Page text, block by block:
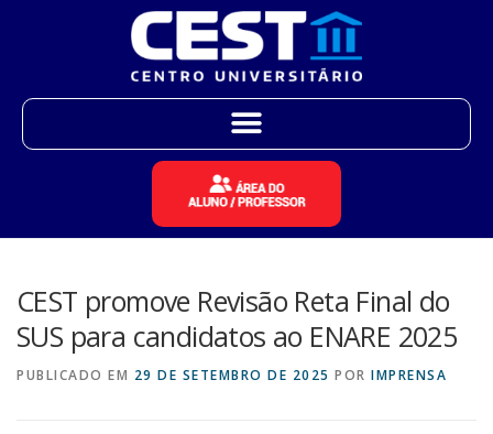
CEST promove Revisão Reta Final do
SUS para candidatos ao ENARE 2025
PUBLICADO EM 29 DE SETEMBRO DE 2025 POR IMPRENSA